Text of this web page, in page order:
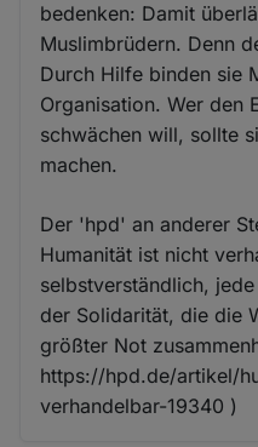
bedenken: Damit
Muslimbrüdern. Denn
Durch Hilfe binden sie
Organisation. Wer den
schwächen will, sollte
machen.
Der 'hpd' an anderer
Humanität ist nicht
selbstverständlich,
der Solidarität, die die
größter Not
https://hpd.de/artikel/
verhandelbar-19340 )